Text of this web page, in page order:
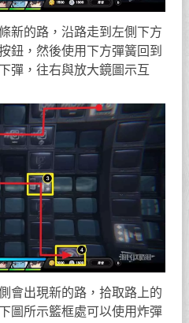
新的路，沿路走到左側下方
鈕，然後使用下方彈簧回到
彈，往右與放大鏡圖示互
會出現新的路，拾取路上的
圖所示籃框處可以使用炸彈